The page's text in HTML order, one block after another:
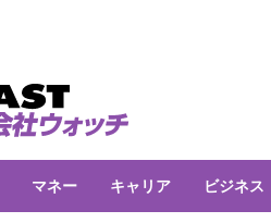
マネー キャリア ビジネス